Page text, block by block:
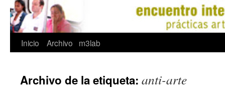
Saltar
contenido
Inicio Archivo m3lab
Archivo de la etiqueta: anti-arte